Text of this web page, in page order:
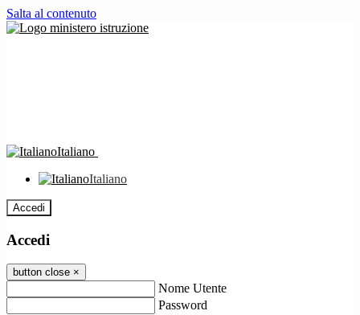
Salta al contenuto
Italiano
Italiano
Accedi
Accedi
button close ×
Nome Utente
Password